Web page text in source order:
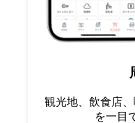
観光地、飲食店
を一目